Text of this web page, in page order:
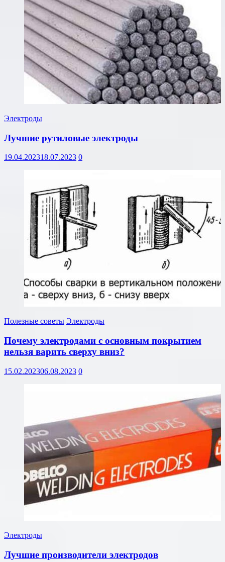
Электроды
Лучшие рутиловые электроды
19.04.202318.07.2023 0
Полезные советы Электроды
Почему электродами с основным покрытием
нельзя варить сверху вниз?
15.02.202306.08.2023 0
Электроды
Лучшие производители электродов